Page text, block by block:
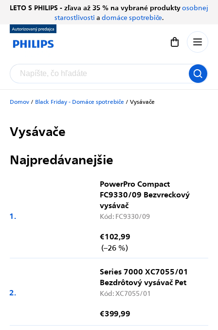
Prejsť
obsah
LETO S PHILIPS - zľava až 35 % na vybrané produktyosobnej
starostlivosti a domáce spotrebiče.
Nákupný
Domov / Black Friday - Domáce spotrebiče / Vysávače
Vysávače
Najpredávanejšie
PowerPro Compact
FC9330/09 Bezvreckový
vysávač
Kód: FC9330/09
(–26 %)
€102,99
Series 7000 XC7055/01
Bezdrôtový vysávač Pet
Kód:XC7055/01
€399,99
Chatbot Filip
Autorizovaný predajce